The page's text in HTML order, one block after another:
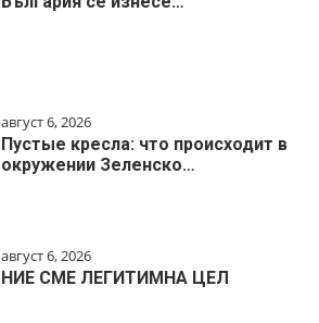
август 6, 2026
Пустые кресла: что происходит в
окружении Зеленско…
август 6, 2026
НИЕ СМЕ ЛЕГИТИМНА ЦЕЛ